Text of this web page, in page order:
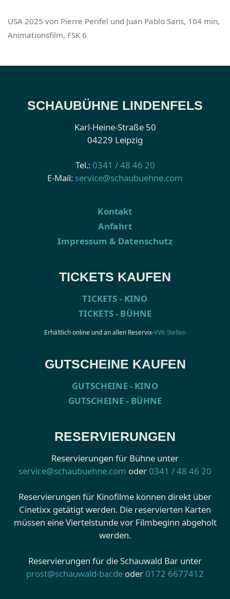
USA 2025 von Pierre Perifel und Juan Pablo Sans, 104 min,
Animationsfilm, FSK 6
SCHAUBÜHNE LINDENFELS
Karl-Heine-Straße 50
04229 Leipzig
Tel.: 0341 / 48 46 20
E-Mail: service@schaubuehne.com
Kontakt
Anfahrt
Impressum & Datenschutz
TICKETS KAUFEN
TICKETS - KINO
TICKETS - BÜHNE
Erhältlich online und an allen Reservix-VVK-Stellen
GUTSCHEINE KAUFEN
GUTSCHEINE - KINO
GUTSCHEINE - BÜHNE
RESERVIERUNGEN
Reservierungen für Bühne unter
service@schaubuehne.com oder 0341 / 48 46 20
Reservierungen für Kinofilme können direkt über
Cinetixx getätigt werden. Die reservierten Karten
müssen eine Viertelstunde vor Filmbeginn abgeholt
werden.
Reservierungen für die Schauwald Bar unter
prost@schauwald-bar.de oder 0172 6677412